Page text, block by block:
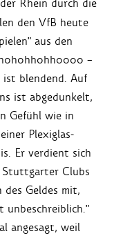
Rhein durch die
den VfB heute
aus den
–
ist blendend. Auf
ist abgedunkelt,
Gefühl wie in
Plexiglas-
Er verdient sich
Stuttgarter Clubs
Geldes mit,
unbeschreiblich."
angesagt, weil